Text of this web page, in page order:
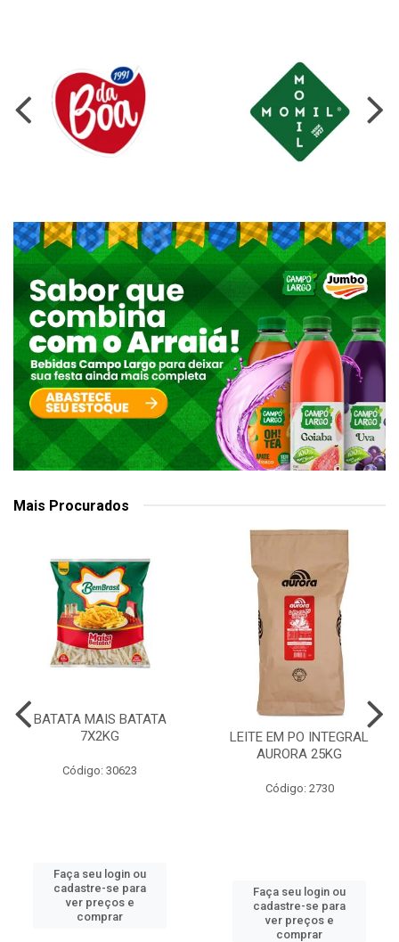
Mais Procurados
BATATA MAIS BATATA
7X2KG
Código: 30623
Faça seu login ou
cadastre-se para
ver preços e
comprar
LEITE EM PO INTEGRAL
AURORA 25KG
Código: 2730
Faça seu login ou
cadastre-se para
ver preços e
comprar